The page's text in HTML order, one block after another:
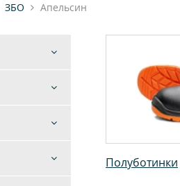
ЗБО Апельсин
Полуботинки